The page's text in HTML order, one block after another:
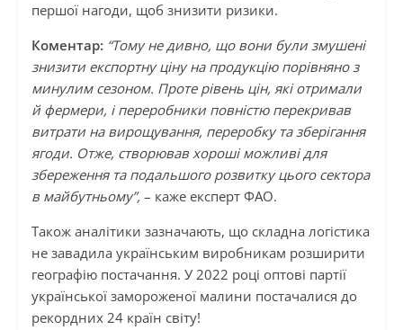
першої нагоди, щоб знизити ризики.
Коментар: “Тому не дивно, що вони були змушені
знизити експортну ціну на продукцію порівняно з
минулим сезоном. Проте рівень цін, які отримали
й фермери, і переробники повністю перекривав
витрати на вирощування, переробку та зберігання
ягоди. Отже, створював хороші можливі для
збереження та подальшого розвитку цього сектора
в майбутньому”, – каже експерт ФАО.
Також аналітики зазначають, що складна логістика
не завадила українським виробникам розширити
географію постачання. У 2022 році оптові партії
української замороженої малини постачалися до
рекордних 24 країн світу!